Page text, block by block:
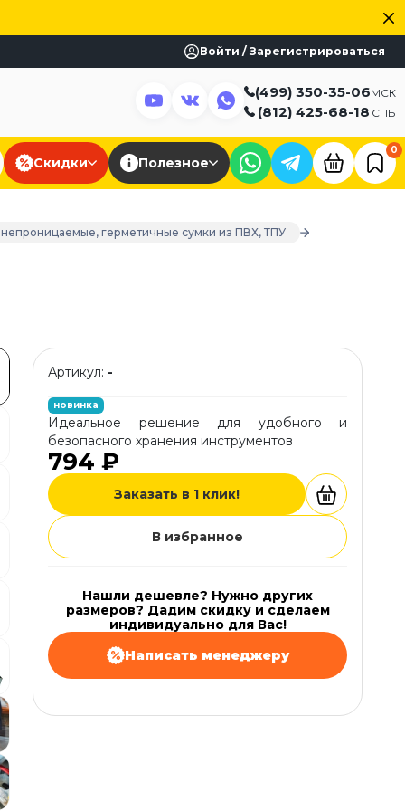
Войти / Зарегистрироваться
(499) 350-35-06МСК
(812) 425-68-18 СПБ
Скидки Полезное
0
герметичные сумки из ПВХ, ТПУ
Артикул: -
новинка
Идеальное решение для удобного и
безопасного хранения инструментов
794 ₽
Заказать в 1 клик!
В избранное
Нашли дешевле? Нужно других
размеров? Дадим скидку и сделаем
индивидуально для Вас!
Написать менеджеру